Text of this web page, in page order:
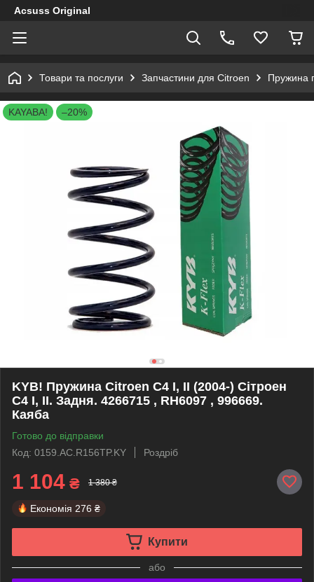
Acsuss Original
Товари та послуги Запчастини для Citroen Пружина
KAYABA! –20%
KYB! Пружина Citroen C4 I, II (2004-) Сітроен
С4 I, II. Задня. 4266715 , RH6097 , 996669.
Каяба
Готово до відправки
Код: 0159.AC.R156TP.KY
Роздріб
1 104 ₴ 1 380 ₴
Економія 276 ₴
Купити
або